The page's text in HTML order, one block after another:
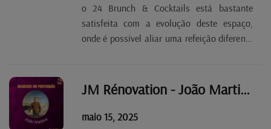
o 24 Brunch & Cocktails está bastante
satisfeita com a evolução deste espaço,
onde é possível aliar uma refeição diferente
exportar a marca para Portugal e alargá-la
JM Rénovation - João Martins Tp. 2 Ep. 70
maio 15, 2025